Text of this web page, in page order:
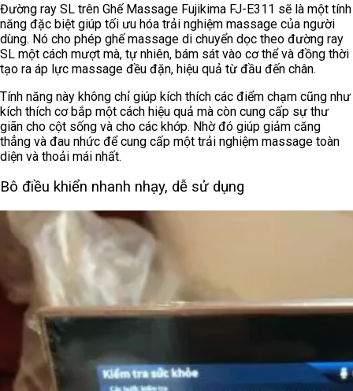
Đường ray SL trên Ghế Massage Fujikima FJ-E311 sẽ là một tính
năng đặc biệt giúp tối ưu hóa trải nghiệm massage của người
dùng. Nó cho phép ghế massage di chuyển dọc theo đường ray
SL một cách mượt mà, tự nhiên, bám sát vào cơ thể và đồng thời
tạo ra áp lực massage đều đặn, hiệu quả từ đầu đến chân.
Tính năng này không chỉ giúp kích thích các điểm chạm cũng như
kích thích cơ bắp một cách hiệu quả mà còn cung cấp sự thư
giãn cho cột sống và cho các khớp. Nhờ đó giúp giảm căng
thẳng và đau nhức để cung cấp một trải nghiệm massage toàn
diện và thoải mái nhất.
Bô điều khiển nhanh nhạy, dễ sử dụng